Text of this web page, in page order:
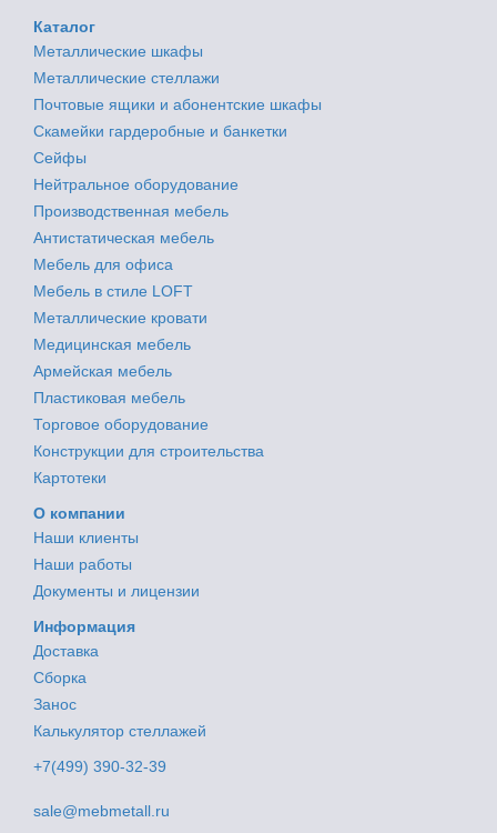
Каталог
Металлические шкафы
Металлические стеллажи
Почтовые ящики и абонентские шкафы
Скамейки гардеробные и банкетки
Сейфы
Нейтральное оборудование
Производственная мебель
Антистатическая мебель
Мебель для офиса
Мебель в стиле LOFT
Металлические кровати
Медицинская мебель
Армейская мебель
Пластиковая мебель
Торговое оборудование
Конструкции для строительства
Картотеки
О компании
Наши клиенты
Наши работы
Документы и лицензии
Информация
Доставка
Сборка
Занос
Калькулятор стеллажей
+7(499) 390-32-39
sale@mebmetall.ru